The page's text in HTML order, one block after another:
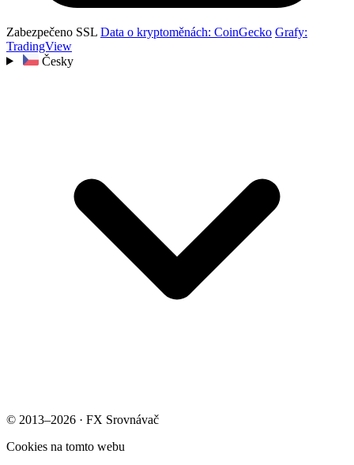
Zabezpečeno SSL Data o kryptoměnách: CoinGecko Grafy:
TradingView
Česky
© 2013–2026 · FX Srovnávač
Cookies na tomto webu